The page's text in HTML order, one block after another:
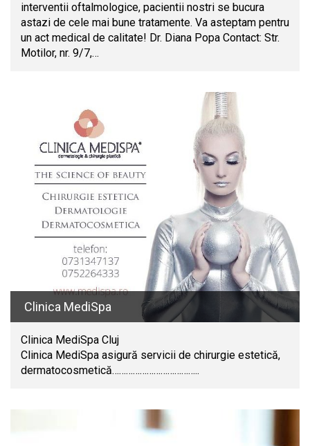
interventii oftalmologice, pacientii nostri se bucura
astazi de cele mai bune tratamente. Va asteptam pentru
un act medical de calitate! Dr. Diana Popa Contact: Str.
Motilor, nr. 9/7,…
Clinica MediSpa
Clinica MediSpa Cluj
Clinica MediSpa asigură servicii de chirurgie estetică,
dermatocosmetică………………………………..